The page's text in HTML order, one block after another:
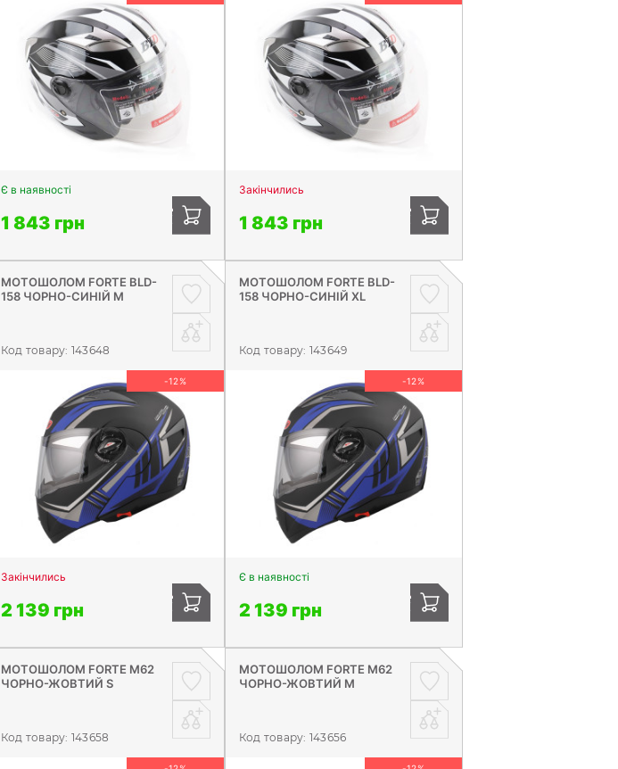
Є в наявності
1 843 грн
Закінчились
1 843 грн
МОТОШОЛОМ FORTE BLD-
158 ЧОРНО-СИНІЙ M
Код товару: 143648
-12%
Закінчились
2 139 грн
МОТОШОЛОМ FORTE BLD-
158 ЧОРНО-СИНІЙ XL
Код товару: 143649
-12%
Є в наявності
2 139 грн
МОТОШОЛОМ FORTE М62
ЧОРНО-ЖОВТИЙ S
Код товару: 143658
МОТОШОЛОМ FORTE М62
ЧОРНО-ЖОВТИЙ М
Код товару: 143656